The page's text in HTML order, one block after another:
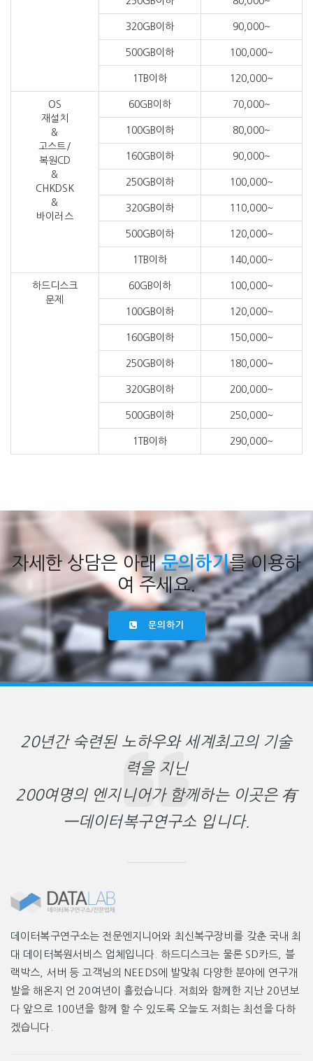
320GB이하 90,000~
500GB이하 100,000~
1TB이하 120,000~
OS
재설치
&
고스트/
복원CD
&
CHKDSK
&
바이러스
60GB이하 70,000~
100GB이하 80,000~
160GB이하 90,000~
250GB이하 100,000~
320GB이하 110,000~
500GB이하 120,000~
1TB이하 140,000~
하드디스크
문제
60GB이하 100,000~
100GB이하 120,000~
160GB이하 150,000~
250GB이하 180,000~
320GB이하 200,000~
500GB이하 250,000~
1TB이하 290,000~
자세한 상담은 아래문의하기를 이용하
여 주세요.
문의하기
20년간 숙련된 노하우와 세계최고의 기술
력을 지닌
200여명의 엔지니어가 함께하는 이곳은 有
一데이터복구연구소 입니다.
데이터복구연구소는 전문엔지니어와 최신복구장비를 갖춘 국내 최
대 데이터복원서비스 업체입니다. 하드디스크는 물론 SD카드, 블
랙박스, 서버 등 고객님의 NEEDS에 발맞춰 다양한 분야에 연구개
발을 해온지 언 20여년이 흘렀습니다. 저희와 함께한 지난 20년보
다 앞으로 100년을 함께 할 수 있도록 오늘도 저희는 최선을 다하
겠습니다.